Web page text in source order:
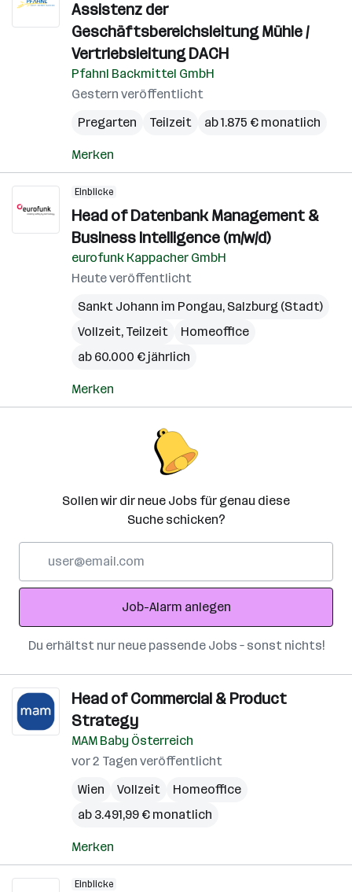
Assistenz der
Geschäftsbereichsleitung Mühle /
Vertriebsleitung DACH
Pfahnl Backmittel GmbH
Gestern veröffentlicht
Pregarten
Teilzeit ab 1.875 € monatlich
Merken
Einblicke
Head of Datenbank Management &
Business Intelligence (m/w/d)
eurofunk Kappacher GmbH
Heute veröffentlicht
Sankt Johann im Pongau, Salzburg (Stadt)
Vollzeit, Teilzeit
Homeoffice
ab 60.000 € jährlich
Merken
Sollen wir dir neue Jobs für genau diese
Suche schicken?
Adresse
Job-Alarm anlegen
Du erhältst nur neue passende Jobs – sonst nichts!
Head of Commercial & Product
Strategy
MAM Baby Österreich
vor 2 Tagen veröffentlicht
Wien
Vollzeit
Homeoffice
ab 3.491,99 € monatlich
Merken
Einblicke